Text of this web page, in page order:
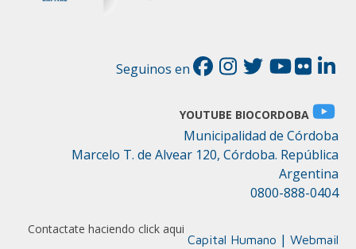
Contactate haciendo click aqui
Seguinos en
YOUTUBE BIOCORDOBA
Municipalidad de Córdoba
Marcelo T. de Alvear 120, Córdoba. República
Argentina
0800-888-0404
Capital Humano | Webmail